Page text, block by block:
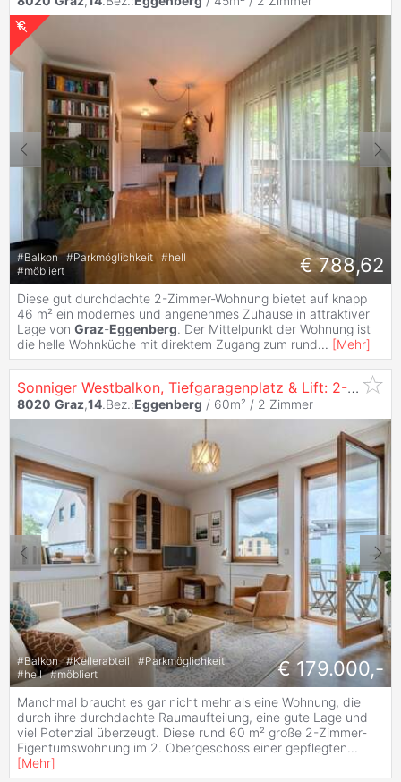
#Balkon #Parkmöglichkeit #hell
#möbliert € 788,62
Diese gut durchdachte 2-Zimmer-Wohnung bietet auf knapp
46 m² ein modernes und angenehmes Zuhause in attraktiver
Lage von Graz-Eggenberg. Der Mittelpunkt der Wohnung ist
die helle Wohnküche mit direktem Zugang zum rund... [Mehr]
Sonniger Westbalkon, Tiefgaragenplatz & Lift: 2-Zimmer-Eigentumswohnung in
8020 Graz,14.Bez.:Eggenberg / 60m² / 2 Zimmer
#Balkon #Kellerabteil #Parkmöglichkeit
#hell #möbliert € 179.000,-
Manchmal braucht es gar nicht mehr als eine Wohnung, die
durch ihre durchdachte Raumaufteilung, eine gute Lage und
viel Potenzial überzeugt. Diese rund 60 m² große 2-Zimmer-
Eigentumswohnung im 2. Obergeschoss einer gepflegten...
[Mehr]